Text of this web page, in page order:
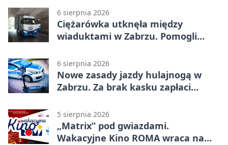
6 sierpnia 2026
Ciężarówka utknęła między
wiaduktami w Zabrzu. Pomogli
6 sierpnia 2026
Nowe zasady jazdy hulajnogą w
Zabrzu. Za brak kasku zapłaci
5 sierpnia 2026
„Matrix” pod gwiazdami.
Wakacyjne Kino ROMA wraca na